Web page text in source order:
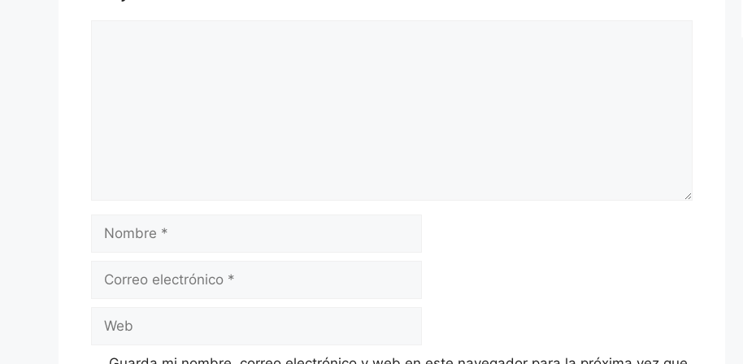
Nombre
Correo
Web